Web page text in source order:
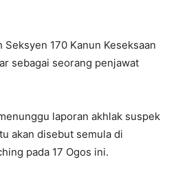
170 Kanun Keseksaan
sebagai seorang penjawat
laporan akhlak suspek
akan disebut semula di
pada 17 Ogos ini.